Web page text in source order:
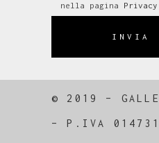
nella pagina Privacy
INVIA
© 2019 –
–P.IVA